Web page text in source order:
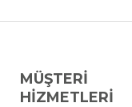
MÜŞTERİ
HİZMETLERİ